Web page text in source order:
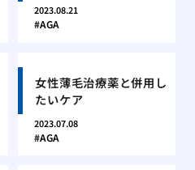
2023.08.21
AGA
女性薄毛治療薬と併用し
たいケア
2023.07.08
AGA